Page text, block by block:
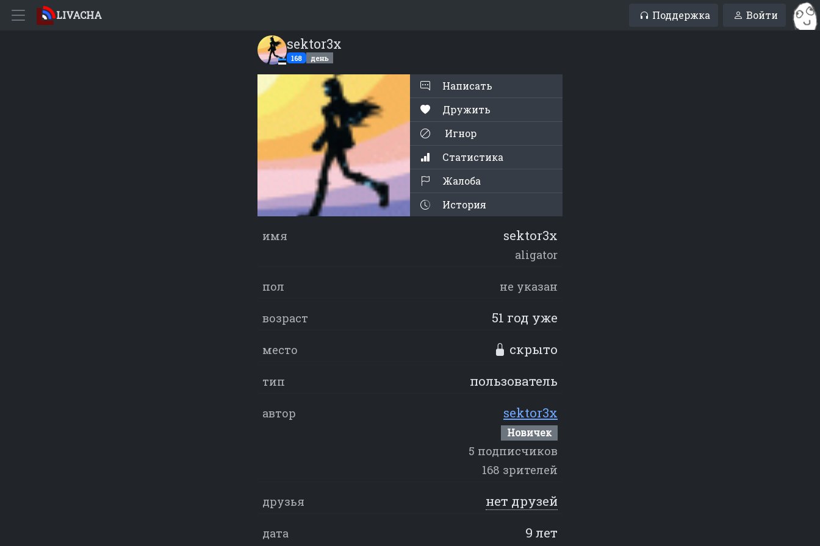
LIVACHA Поддержка Войти
sektor3x
168 день
Написать
Дружить
Игнор
Статистика
Жалоба
История
имя sektor3x
aligator
пол не указан
возраст 51 год уже
место скрыто
тип пользователь
автор sektor3x
Новичек
5 подписчиков
168 зрителей
друзья нет друзей
дата 9 лет